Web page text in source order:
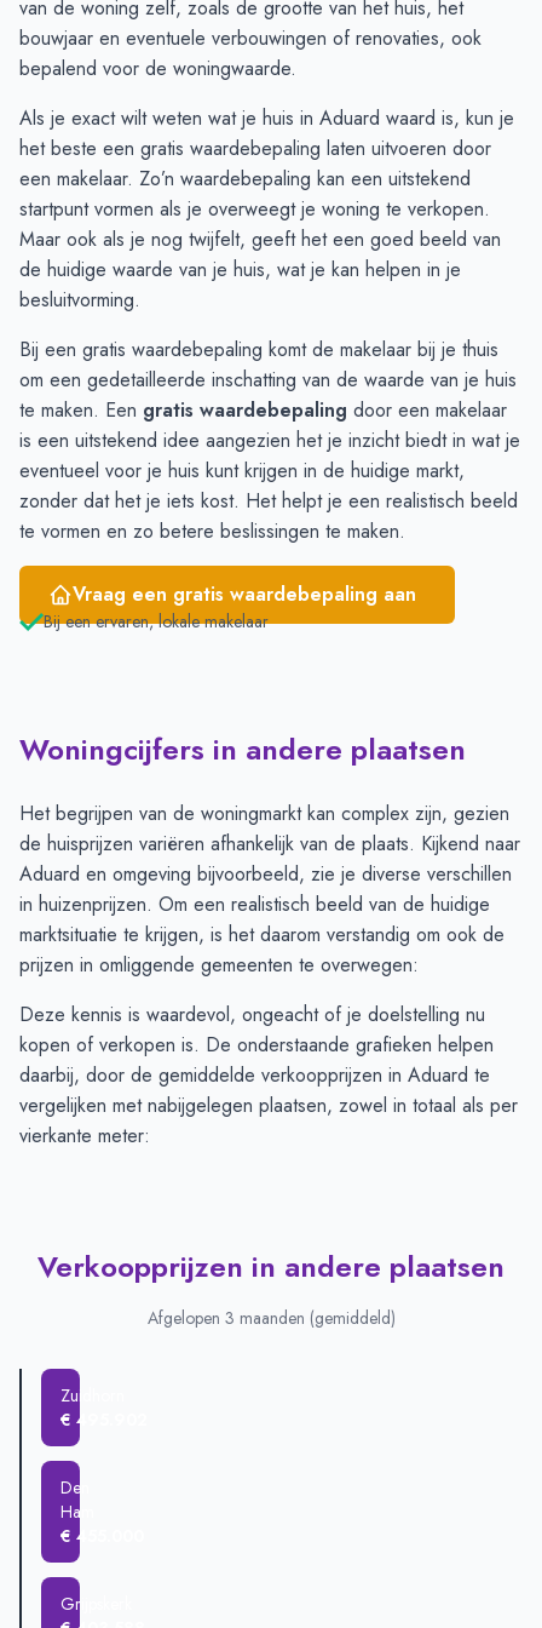
Februari
€ 284.750 € 336.176
Maart
€ 303.500€ 323.950
Mei
€ 330.000 € 346.777
Juni
€ 417.500 € 392.185
van de woning zelf, zoals de grootte van het huis, het
bouwjaar en eventuele verbouwingen of renovaties, ook
bepalend voor de woningwaarde.
Als je exact wilt weten wat je huis in Aduard waard is, kun je
het beste een gratis waardebepaling laten uitvoeren door
een makelaar. Zo’n waardebepaling kan een uitstekend
startpunt vormen als je overweegt je woning te verkopen.
Maar ook als je nog twijfelt, geeft het een goed beeld van
de huidige waarde van je huis, wat je kan helpen in je
besluitvorming.
Bij een gratis waardebepaling komt de makelaar bij je thuis
om een gedetailleerde inschatting van de waarde van je huis
te maken. Een gratis waardebepaling door een makelaar
is een uitstekend idee aangezien het je inzicht biedt in wat je
eventueel voor je huis kunt krijgen in de huidige markt,
zonder dat het je iets kost. Het helpt je een realistisch beeld
te vormen en zo betere beslissingen te maken.
Vraag een gratis waardebepaling aan
Bij een ervaren, lokale makelaar
Woningcijfers in andere plaatsen
Het begrijpen van de woningmarkt kan complex zijn, gezien
de huisprijzen variëren afhankelijk van de plaats. Kijkend naar
Aduard en omgeving bijvoorbeeld, zie je diverse verschillen
in huizenprijzen. Om een realistisch beeld van de huidige
marktsituatie te krijgen, is het daarom verstandig om ook de
prijzen in omliggende gemeenten te overwegen:
Deze kennis is waardevol, ongeacht of je doelstelling nu
kopen of verkopen is. De onderstaande grafieken helpen
daarbij, door de gemiddelde verkoopprijzen in Aduard te
vergelijken met nabijgelegen plaatsen, zowel in totaal als per
vierkante meter:
Verkoopprijzen in andere plaatsen
Afgelopen 3 maanden (gemiddeld)
Zuidhorn
€ 495.902
Den
Ham
€ 455.000
Grijpskerk